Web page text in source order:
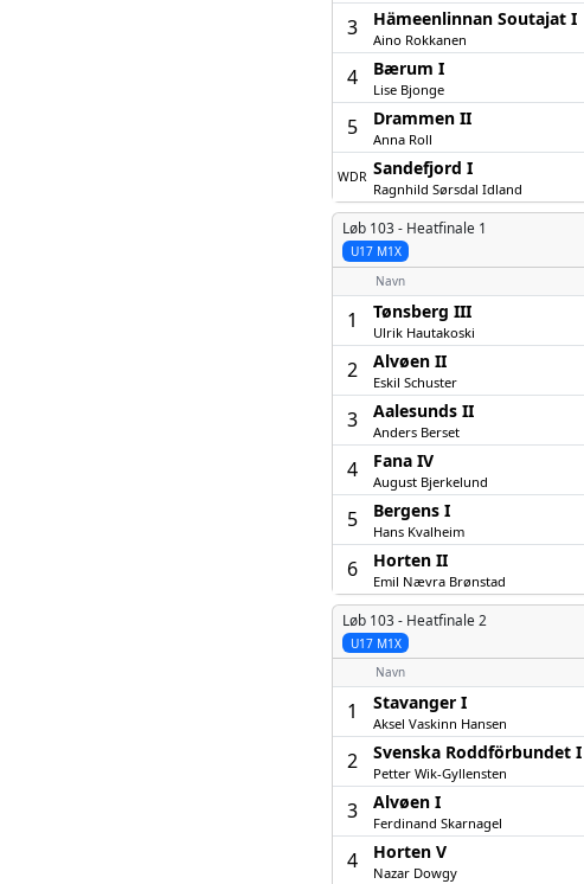
3 Hämeenlinnan Soutajat I
Aino Rokkanen
4 Bærum I
Lise Bjonge
5 Drammen II
Anna Roll
WDR Sandefjord I
Ragnhild Sørsdal Idland
Løb 103 - Heatfinale 1
U17 M1X
Navn
1 Tønsberg III
Ulrik Hautakoski
2 Alvøen II
Eskil Schuster
3 Aalesunds II
Anders Berset
4 Fana IV
August Bjerkelund
5 Bergens I
Hans Kvalheim
6 Horten II
Emil Nævra Brønstad
Løb 103 - Heatfinale 2
U17 M1X
Navn
1 Stavanger I
Aksel Vaskinn Hansen
2 Svenska Roddförbundet I
Petter Wik-Gyllensten
3 Alvøen I
Ferdinand Skarnagel
4 Horten V
Nazar Dowgy